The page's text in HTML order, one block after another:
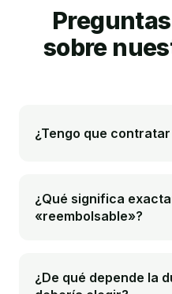
sobre
¿Tengo que
qué duración,
conocer al candidato
¿Qué significa
«reembolsable»?
garantía pactado y no
¿De qué depende la